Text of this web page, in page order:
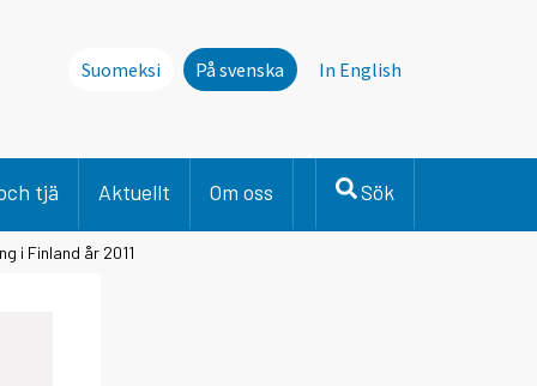
Suomeksi På svenska In English
tjä Aktuellt Om oss Sök
i Finland år 2011